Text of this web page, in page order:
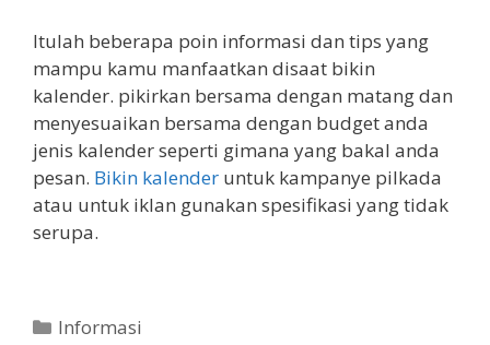
Itulah beberapa poin informasi dan tips yang
mampu kamu manfaatkan disaat bikin
kalender. pikirkan bersama dengan matang dan
menyesuaikan bersama dengan budget anda
jenis kalender seperti gimana yang bakal anda
pesan. Bikin kalender untuk kampanye pilkada
atau untuk iklan gunakan spesifikasi yang tidak
serupa.
Categories
Informasi